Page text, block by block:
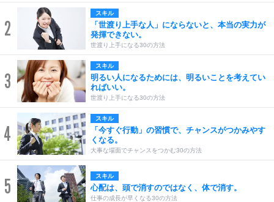
2
スキル
「世渡り上手な人」にならないと、本当の実力が
発揮できない。
世渡り上手になる30の方法
3
スキル
明るい人になるためには、明るいことを考えてい
ればいい。
世渡り上手になる30の方法
4
スキル
「今すぐ行動」の習慣で、チャンスがつかみやす
くなる。
大事な場面でチャンスをつかむ30の方法
5 スキル
心配は、頭で消すのではなく、体で消す。
仕事の成長が早くなる30の方法